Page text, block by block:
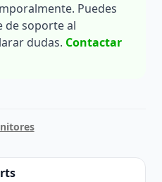
Puedes
de soporte al
dudas. Contactar